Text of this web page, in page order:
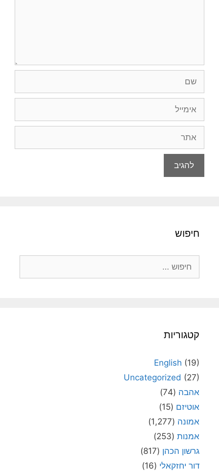
חיפוש
קטגוריות
English (19)
Uncategorized (27)
אהבה (74)
אוטיזם (15)
אמונה (1,277)
אמנות (253)
גרשון הכהן (817)
דור יחזקאלי (16)